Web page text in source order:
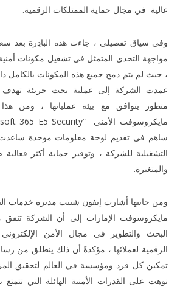
عالية في مجال حماية الممتلكات الرقمية.
مواجهة التحدي المتمثل في تشغيل مكونات
، حيث لم يتم دمج جميع هذه المكونات بالكامل
عمدت الشركة إلى عملية بحث جريئة تهدف
متطور يتوافق مع بيئة عملياتها ، ومن
ساهم في تقديم لوحة معلومات موحدة
التشغيلية للشركة ، وتوفير حماية أكثر فعالية
والمتغيرة.
ومن جانبها أشارت إيفون شبيب مديرة خدمات
مايكروسوفت الإمارات إلى أن الشركة تنفق
البحث والتطوير في مجال الأمن
الرقمية لعملائها ، مؤكدةً أن ذلك ينطلق من
تمكين كل فرد ومؤسسة في العالم لتحقيق
نوهت على القدرات الأمنية الهائلة التي تتمتع